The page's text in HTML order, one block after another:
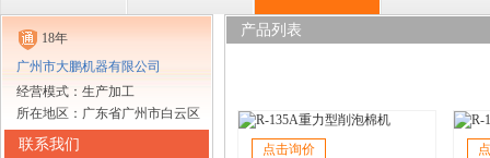
18年
广州市大鹏机器有限公司
经营模式：生产加工
所在地区：广东省广州市白云区
联系我们
产品列表
点击询价